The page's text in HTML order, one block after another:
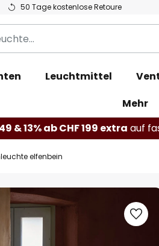
50 Tage kostenlose Retoure
Leuchtmittel
Mehr
& 13% ab CHF 199 extra auf
elfenbein